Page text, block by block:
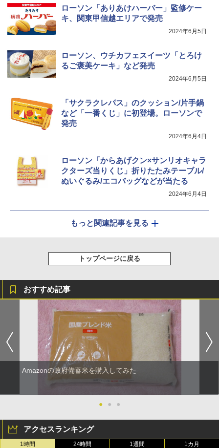
入 700ml
￥3,248
し 塩らーめん 108g×10袋 保存食 備蓄
￥2,323
0℃ 1段調理 フラットテーブル 電子レン
ジ 赤外線センサー ノンフライ調理 簡単
お手入れ 小型 新生活 一人暮らし 二人暮
シャープ ウォーターオーブン ヘルシオ
クション トースト機能
￥44,800
ローソン「ありあけハーバー」監修ケー
キ、関東甲信越エリアで発売
2024年6月5日
ローソン、ウチカフェスイーツ「とろけ
るご褒美ケーキ」など発売
2024年6月5日
「サクラクレパス」のクッション/片手鍋
など「一番くじ」に初登場。ローソンで
発売
2024年6月4日
ローソン「からあげクン×サンリオキャラ
クターズ当りくじ」折りたたみテーブル/
ぬいぐるみ/エコバッグなどが当たる
2024年6月4日
もっと関連記事を見る
トップページに戻る
おすすめ記事
Amazonの政府備蓄米を購入してみた
● ● ●
アクセスランキング
1時間 24時間 1週間 1カ月